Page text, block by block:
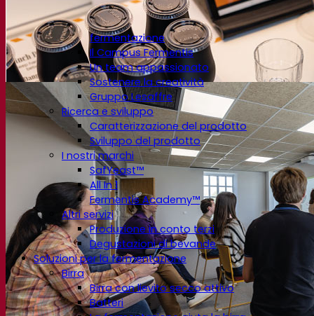
Note legali © Fermentis 2026
Informativa sulla privacy
fermentazione
Il Campus Fermentis
Un team appassionato
Sostenere la creatività
Gruppo Lesaffre
Ricerca e sviluppo
Caratterizzazione del prodotto
Sviluppo del prodotto
I nostri marchi
SafYeast™
All In 1
Fermentis Academy™
Altri servizi
Produzione in conto terzi
Degustazioni di bevande
Soluzioni per la fermentazione
Birra
Birra con lievito secco attivo
Batteri